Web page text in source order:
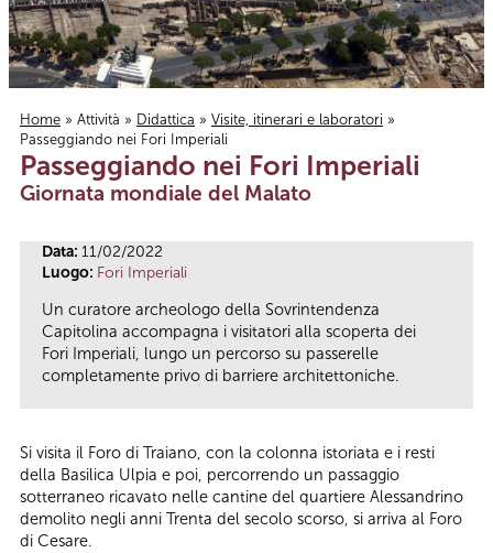
Tu sei qui
Home » Attività » Didattica » Visite, itinerari e laboratori »
Passeggiando nei Fori Imperiali
Passeggiando nei Fori Imperiali
Giornata mondiale del Malato
Data: 11/02/2022
Luogo: Fori Imperiali
Un curatore archeologo della Sovrintendenza
Capitolina accompagna i visitatori alla scoperta dei
Fori Imperiali, lungo un percorso su passerelle
completamente privo di barriere architettoniche.
Si visita il Foro di Traiano, con la colonna istoriata e i resti
della Basilica Ulpia e poi, percorrendo un passaggio
sotterraneo ricavato nelle cantine del quartiere Alessandrino
demolito negli anni Trenta del secolo scorso, si arriva al Foro
di Cesare.